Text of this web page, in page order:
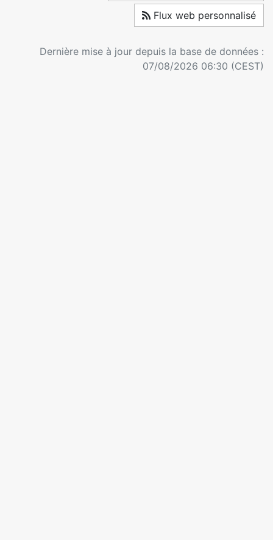
Flux web personnalisé
Dernière mise à jour depuis la base de données :
07/08/2026 06:30 (CEST)